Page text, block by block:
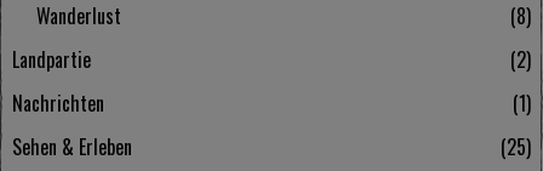
Wanderlust
8
Landpartie
2
Nachrichten
1
Sehen & Erleben
25